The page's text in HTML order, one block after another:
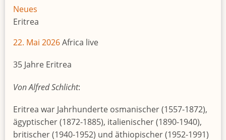
Neues
Eritrea
22. Mai 2026Africa live
35 Jahre Eritrea
Von Alfred Schlicht:
Eritrea war Jahrhunderte osmanischer (1557-1872),
ägyptischer (1872-1885), italienischer (1890-1940),
britischer (1940-1952) und äthiopischer (1952-1991)